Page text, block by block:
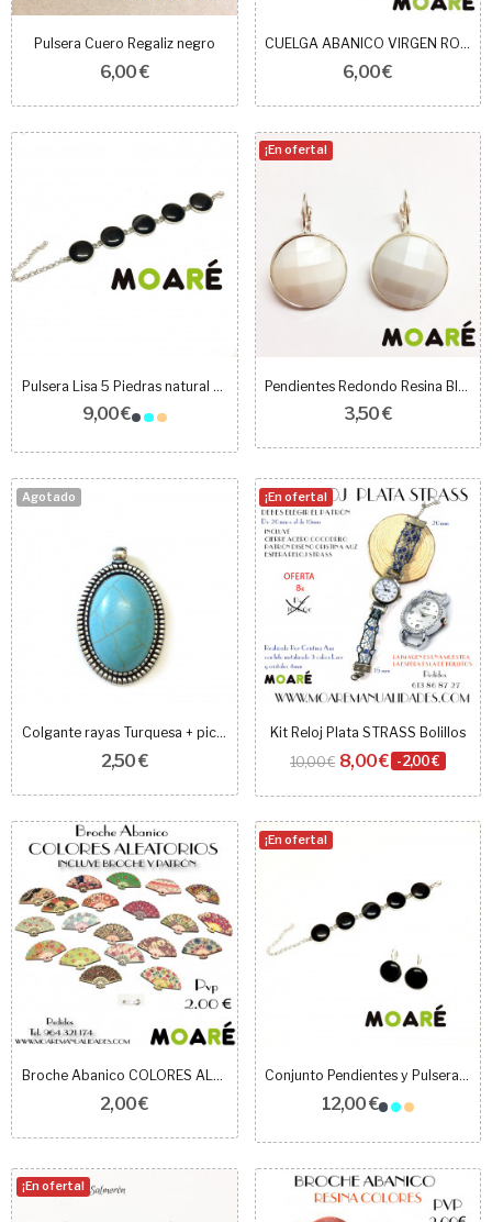
Pulsera Cuero Regaliz negro
6,00 €
CUELGA ABANICO VIRGEN ROCIO
6,00 €
Pulsera Lisa 5 Piedras natural VARIOS...
9,00 €
¡En oferta!
Pendientes Redondo Resina Blanco perla + picado
3,50 €
Agotado
Colgante rayas Turquesa + picado
2,50 €
¡En oferta!
Kit Reloj Plata STRASS Bolillos
10,00 € 8,00 € -2,00 €
Broche Abanico COLORES ALEATORIOS + patrón...
2,00 €
¡En oferta!
Conjunto Pendientes y Pulsera Lisa Piedras 20x20mm
12,00 €
¡En oferta!